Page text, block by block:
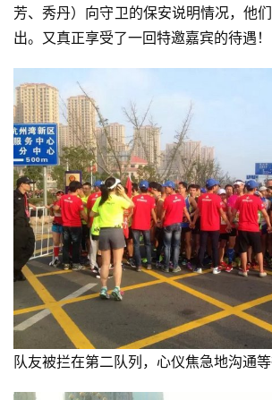
芳、秀丹）向守卫的保安说明情况，他
出。又真正享受了一回特邀嘉宾的待遇！
队友被拦在第二队列，心仪焦急地沟通